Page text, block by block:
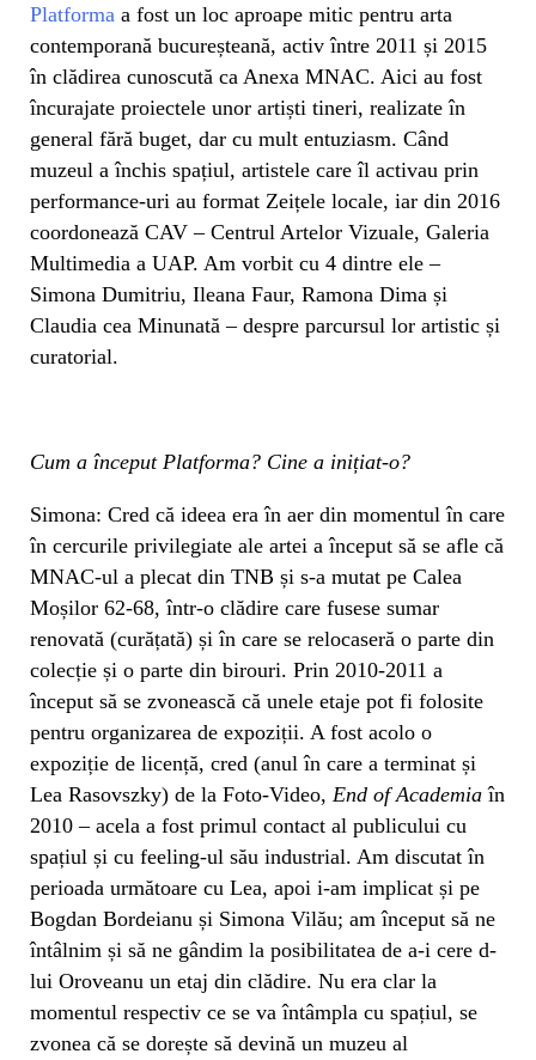
Platforma a fost un loc aproape mitic pentru arta
contemporană bucureșteană, activ între 2011 și 2015
în clădirea cunoscută ca Anexa MNAC. Aici au fost
încurajate proiectele unor artiști tineri, realizate în
general fără buget, dar cu mult entuziasm. Când
muzeul a închis spațiul, artistele care îl activau prin
performance-uri au format Zeițele locale, iar din 2016
coordonează CAV – Centrul Artelor Vizuale, Galeria
Multimedia a UAP. Am vorbit cu 4 dintre ele –
Simona Dumitriu, Ileana Faur, Ramona Dima și
Claudia cea Minunată – despre parcursul lor artistic și
curatorial.
Cum a început Platforma? Cine a inițiat-o?
Simona: Cred că ideea era în aer din momentul în care
în cercurile privilegiate ale artei a început să se afle că
MNAC-ul a plecat din TNB și s-a mutat pe Calea
Moșilor 62-68, într-o clădire care fusese sumar
renovată (curățată) și în care se relocaseră o parte din
colecție și o parte din birouri. Prin 2010-2011 a
început să se zvonească că unele etaje pot fi folosite
pentru organizarea de expoziții. A fost acolo o
expoziție de licență, cred (anul în care a terminat și
Lea Rasovszky) de la Foto-Video, End of Academia în
2010 – acela a fost primul contact al publicului cu
spațiul și cu feeling-ul său industrial. Am discutat în
perioada următoare cu Lea, apoi i-am implicat și pe
Bogdan Bordeianu și Simona Vilău; am început să ne
întâlnim și să ne gândim la posibilitatea de a-i cere d-
lui Oroveanu un etaj din clădire. Nu era clar la
momentul respectiv ce se va întâmpla cu spațiul, se
zvonea că se dorește să devină un muzeu al